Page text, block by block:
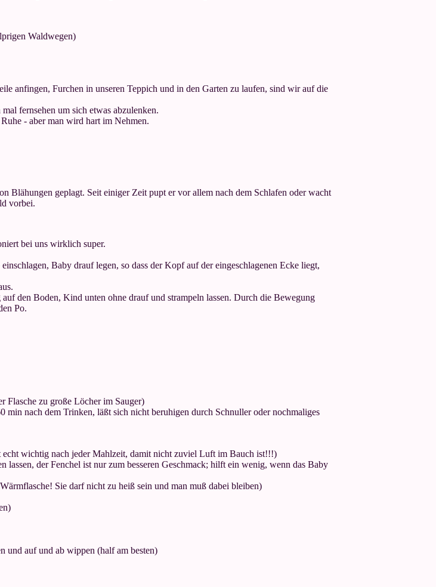
Waldwegen)
anfingen, Furchen in unseren Teppich und in den Garten zu laufen, sind wir auf die
fernsehen um sich etwas abzulenken.
- aber man wird hart im Nehmen.
Blähungen geplagt. Seit einiger Zeit pupt er vor allem nach dem Schlafen oder wacht
vorbei.
bei uns wirklich super.
Baby drauf legen, so dass der Kopf auf der eingeschlagenen Ecke liegt,
den Boden, Kind unten ohne drauf und strampeln lassen. Durch die Bewegung
Po.
Flasche zu große Löcher im Sauger)
nach dem Trinken, läßt sich nicht beruhigen durch Schnuller oder nochmaliges
echt wichtig nach jeder Mahlzeit, damit nicht zuviel Luft im Bauch ist!!!)
der Fenchel ist nur zum besseren Geschmack; hilft ein wenig, wenn das Baby
Sie darf nicht zu heiß sein und man muß dabei bleiben)
und auf und ab wippen (half am besten)